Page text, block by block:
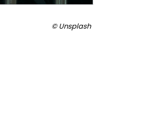
© Unsplash